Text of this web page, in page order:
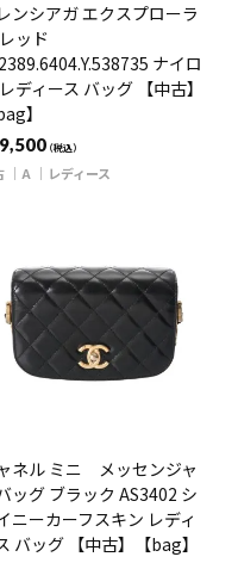
ンシアガ エクスプローラ
ッド
ナイロ
ディース バッグ 【中古】
】
（税込）
A レディース
ネル ミニ メッセンジャ
ッグ ブラック AS3402 シ
ニーカーフスキン レディ
バッグ 【中古】【bag】